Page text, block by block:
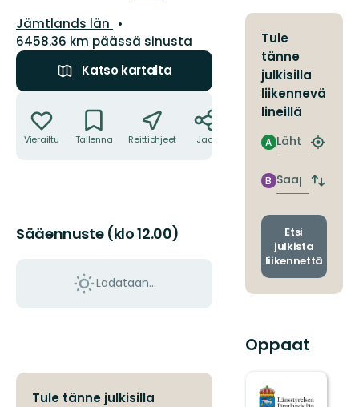
Kunta:
Jämtlands län
6458.36 km päässä sinusta
Katso kartalta
Vierailtu Tallenna Reittiohjeet Jaa
Sääennuste (klo 12.00)
Ladataan…
Tule tänne julkisilla
Tule
tänne
julkisilla
liikennevä
lineillä
Lähtö
A
Etsi
pysäkki
Saapuminen
B
Vaihda
ja
Etsi
julkista
liikennettä
Oppaat